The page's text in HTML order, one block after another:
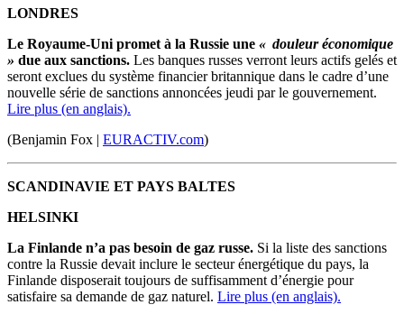
LONDRES
Le Royaume-Uni promet à la Russie une « douleur économique
» due aux sanctions. Les banques russes verront leurs actifs gelés et
seront exclues du système financier britannique dans le cadre d’une
nouvelle série de sanctions annoncées jeudi par le gouvernement.
Lire plus (en anglais).
(Benjamin Fox | EURACTIV.com)
SCANDINAVIE ET PAYS BALTES
HELSINKI
La Finlande n’a pas besoin de gaz russe. Si la liste des sanctions
contre la Russie devait inclure le secteur énergétique du pays, la
Finlande disposerait toujours de suffisamment d’énergie pour
satisfaire sa demande de gaz naturel. Lire plus (en anglais).